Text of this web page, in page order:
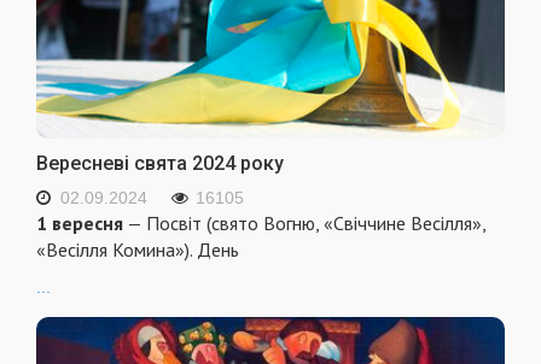
Вересневі свята 2024 року
02.09.2024 16105
1 вересня — Посвіт (свято Вогню, «Свіччине Весілля»,
«Весілля Комина»). День